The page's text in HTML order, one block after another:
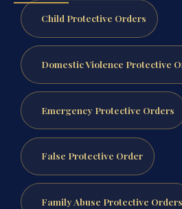
Child Protective Orders
Domestic Violence Protective
Emergency Protective Orders
False Protective Order
Family Abuse Protective Orders